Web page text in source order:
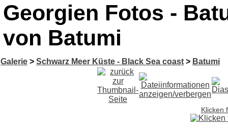
Georgien Fotos -
von Batumi
Galerie > Schwarz Meer Küste - Black Sea coast > Batumi
Klicken